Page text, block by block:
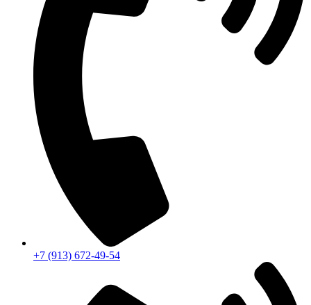
+7 (913) 672-49-54